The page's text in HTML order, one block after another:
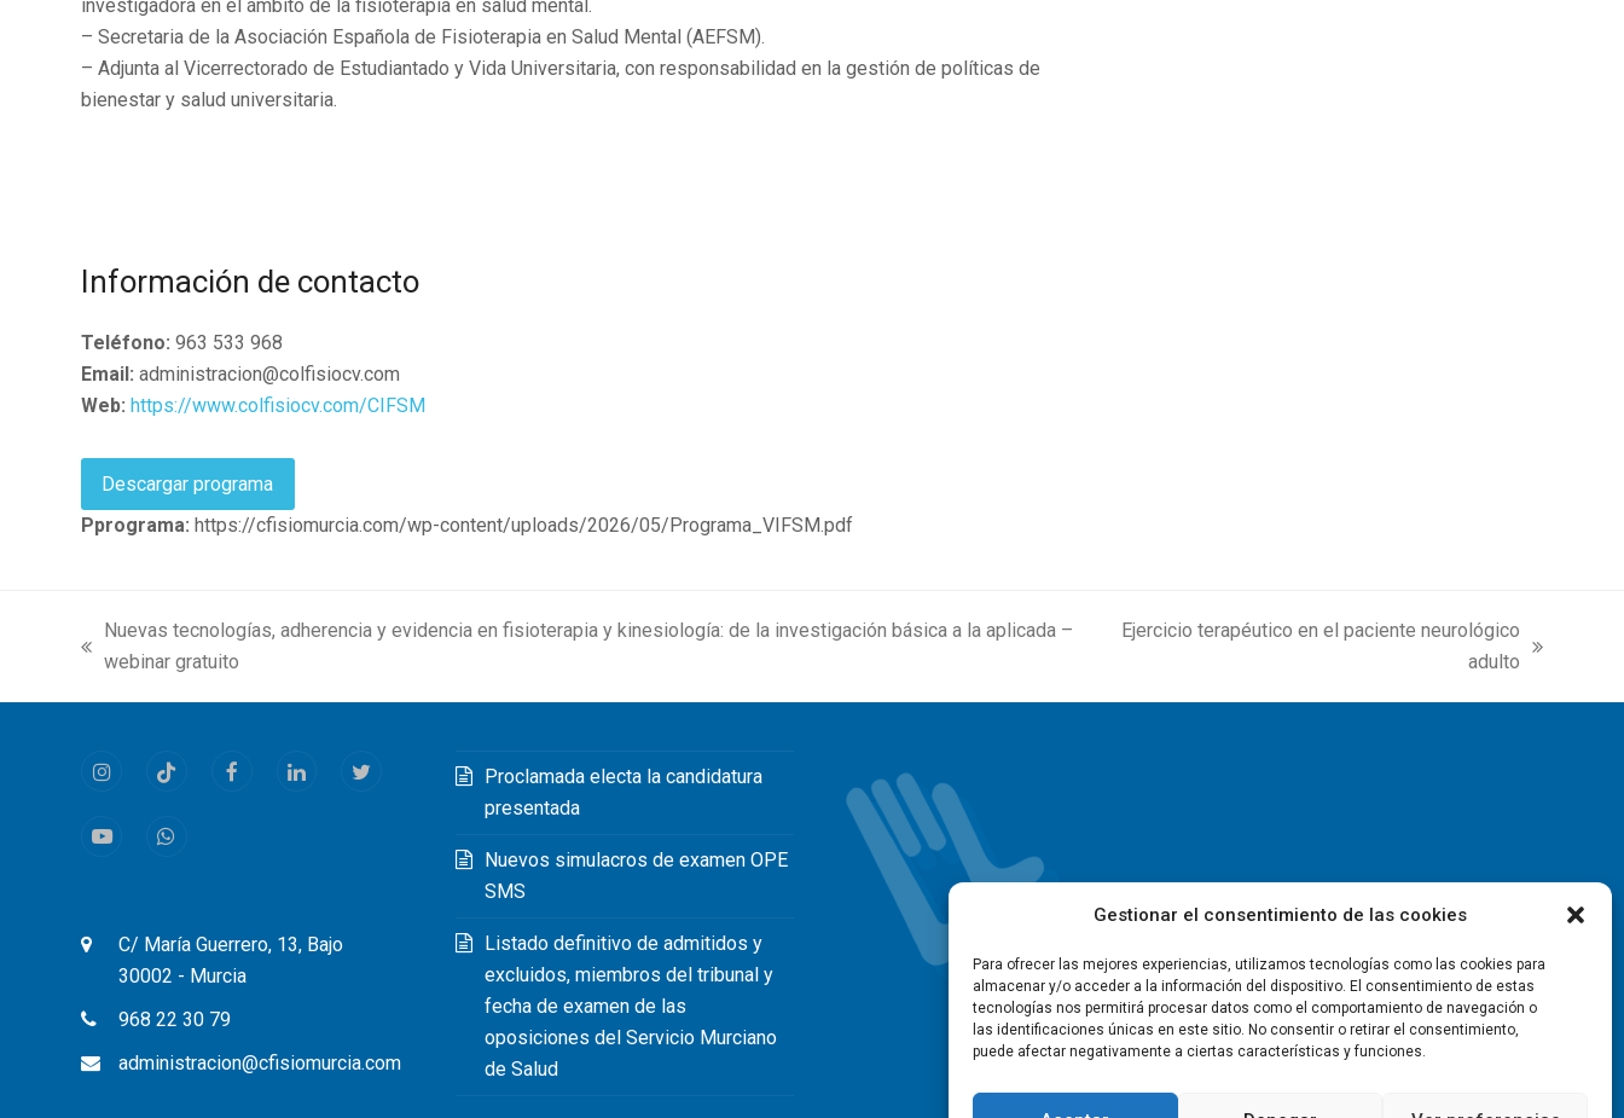
Gestionar el consentimiento de las cookies
Para ofrecer las mejores experiencias, utilizamos tecnologías como las cookies para
almacenar y/o acceder a la información del dispositivo. El consentimiento de estas
tecnologías nos permitirá procesar datos como el comportamiento de navegación o
las identificaciones únicas en este sitio. No consentir o retirar el consentimiento,
puede afectar negativamente a ciertas características y funciones.
investigadora en el ámbito de la fisioterapia en salud mental.
– Secretaria de la Asociación Española de Fisioterapia en Salud Mental (AEFSM).
– Adjunta al Vicerrectorado de Estudiantado y Vida Universitaria, con responsabilidad en la gestión de políticas de
bienestar y salud universitaria.
Información de contacto
Teléfono: 963 533 968
Email: administracion@colfisiocv.com
Web: https://www.colfisiocv.com/CIFSM
Descargar programa
Pprograma: https://cfisiomurcia.com/wp-content/uploads/2026/05/Programa_VIFSM.pdf
previous
Nuevas tecnologías, adherencia y evidencia en fisioterapia y kinesiología: de la investigación básica a la aplicada –
webinar gratuito
Ejercicio terapéutico en el paciente neurológico
adulto
InstagramTiktok FacebookLinkedInTwitter
YoutubeWhatsapp
C/ María Guerrero, 13, Bajo
30002 - Murcia
968 22 30 79
administracion@cfisiomurcia.com
Proclamada electa la candidatura
presentada
Nuevos simulacros de examen OPE
SMS
Listado definitivo de admitidos y
excluidos, miembros del tribunal y
fecha de examen de las
oposiciones del Servicio Murciano
de Salud